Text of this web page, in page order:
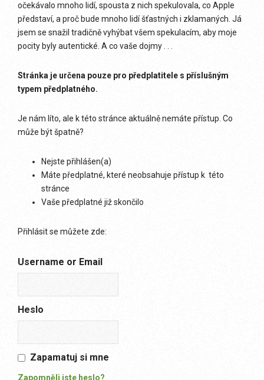
očekávalo mnoho lidí, spousta z nich spekulovala, co Apple
představí, a proč bude mnoho lidí šťastných i zklamaných. Já
jsem se snažil tradičně vyhýbat všem spekulacím, aby moje
pocity byly autentické. A co vaše dojmy . . .
Stránka je určena pouze pro předplatitele s příslušným
typem předplatného.
Je nám líto, ale k této stránce aktuálně nemáte přístup. Co
může být špatně?
Nejste přihlášen(a)
Máte předplatné, které neobsahuje přístup k této
stránce
Vaše předplatné již skončilo
Přihlásit se můžete zde:
Username or Email
Heslo
Zapamatuj si mne
Zapomněli jste heslo?